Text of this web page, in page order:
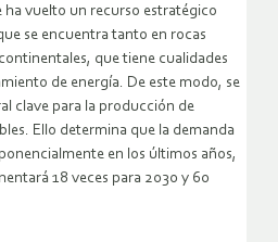
ha vuelto un recurso estratégico
se encuentra tanto en rocas
que tiene cualidades
de energía. De este modo, se
clave para la producción de
Ello determina que la demanda
en los últimos años,
18 veces para 2030 y 60